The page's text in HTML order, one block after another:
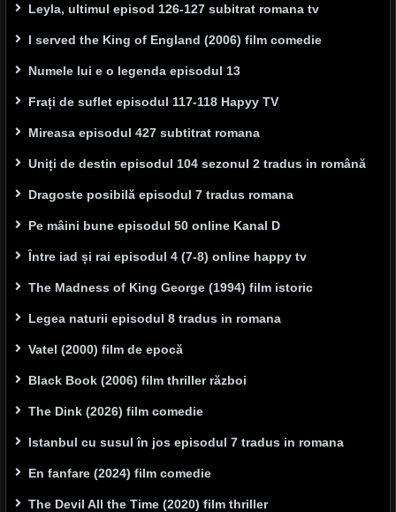
Leyla, ultimul episod 126-127 subitrat romana tv
I served the King of England (2006) film comedie
Numele lui e o legenda episodul 13
Frați de suflet episodul 117-118 Hapyy TV
Mireasa episodul 427 subtitrat romana
Uniți de destin episodul 104 sezonul 2 tradus in română
Dragoste posibilă episodul 7 tradus romana
Pe mâini bune episodul 50 online Kanal D
Între iad și rai episodul 4 (7-8) online happy tv
The Madness of King George (1994) film istoric
Legea naturii episodul 8 tradus in romana
Vatel (2000) film de epocă
Black Book (2006) film thriller război
The Dink (2026) film comedie
Istanbul cu susul în jos episodul 7 tradus in romana
En fanfare (2024) film comedie
The Devil All the Time (2020) film thriller